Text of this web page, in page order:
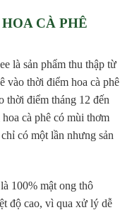
CÀ PHÊ
là sản phẩm thu thập từ
vào thời điểm hoa cà phê
thời điểm tháng 12 đến
cà phê có mùi thơm
có một lần nhưng sản
100% mật ong thô
độ cao, vì qua xử lý dễ